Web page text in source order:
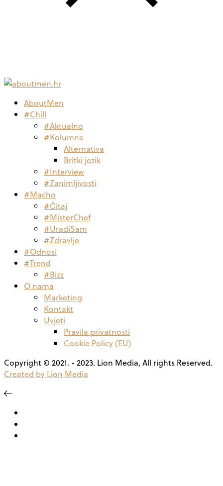
AboutMen
#Chill
#Aktualno
#Kolumne
Alternativa
Britki jezik
#Interview
#Zanimljivosti
#Macho
#Čitaj
#MisterChef
#UradiSam
#Zdravlje
#Odnosi
#Trend
#Bizz
O nama
Marketing
Kontakt
Uvjeti
Pravila privatnosti
Cookie Policy (EU)
Copyright © 2021. - 2023. Lion Media, All rights Reserved.
Created by Lion Media